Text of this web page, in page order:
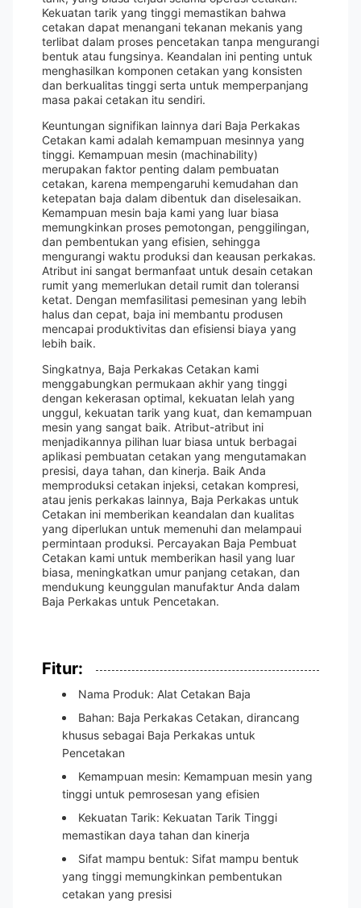
Kekuatan tarik yang tinggi memastikan bahwa
cetakan dapat menangani tekanan mekanis yang
terlibat dalam proses pencetakan tanpa mengurangi
bentuk atau fungsinya. Keandalan ini penting untuk
menghasilkan komponen cetakan yang konsisten
dan berkualitas tinggi serta untuk memperpanjang
masa pakai cetakan itu sendiri.
Keuntungan signifikan lainnya dari Baja Perkakas
Cetakan kami adalah kemampuan mesinnya yang
tinggi. Kemampuan mesin (machinability)
merupakan faktor penting dalam pembuatan
cetakan, karena mempengaruhi kemudahan dan
ketepatan baja dalam dibentuk dan diselesaikan.
Kemampuan mesin baja kami yang luar biasa
memungkinkan proses pemotongan, penggilingan,
dan pembentukan yang efisien, sehingga
mengurangi waktu produksi dan keausan perkakas.
Atribut ini sangat bermanfaat untuk desain cetakan
rumit yang memerlukan detail rumit dan toleransi
ketat. Dengan memfasilitasi pemesinan yang lebih
halus dan cepat, baja ini membantu produsen
mencapai produktivitas dan efisiensi biaya yang
lebih baik.
Singkatnya, Baja Perkakas Cetakan kami
menggabungkan permukaan akhir yang tinggi
dengan kekerasan optimal, kekuatan lelah yang
unggul, kekuatan tarik yang kuat, dan kemampuan
mesin yang sangat baik. Atribut-atribut ini
menjadikannya pilihan luar biasa untuk berbagai
aplikasi pembuatan cetakan yang mengutamakan
presisi, daya tahan, dan kinerja. Baik Anda
memproduksi cetakan injeksi, cetakan kompresi,
atau jenis perkakas lainnya, Baja Perkakas untuk
Cetakan ini memberikan keandalan dan kualitas
yang diperlukan untuk memenuhi dan melampaui
permintaan produksi. Percayakan Baja Pembuat
Cetakan kami untuk memberikan hasil yang luar
biasa, meningkatkan umur panjang cetakan, dan
mendukung keunggulan manufaktur Anda dalam
Baja Perkakas untuk Pencetakan.
Fitur:
Nama Produk: Alat Cetakan Baja
Bahan: Baja Perkakas Cetakan, dirancang
khusus sebagai Baja Perkakas untuk
Pencetakan
Kemampuan mesin: Kemampuan mesin yang
tinggi untuk pemrosesan yang efisien
Kekuatan Tarik: Kekuatan Tarik Tinggi
memastikan daya tahan dan kinerja
Sifat mampu bentuk: Sifat mampu bentuk
yang tinggi memungkinkan pembentukan
cetakan yang presisi